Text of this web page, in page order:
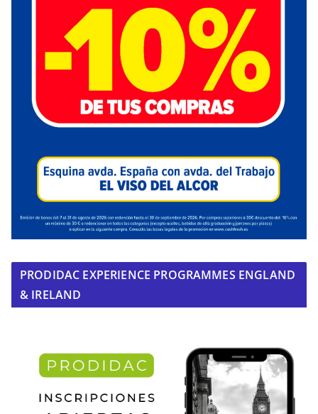
PRODIDAC EXPERIENCE PROGRAMMES ENGLAND
& IRELAND